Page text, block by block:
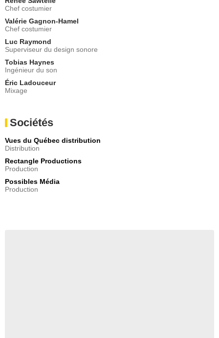
Chef costumier
Valérie Gagnon-Hamel
Chef costumier
Luc Raymond
Superviseur du design sonore
Tobias Haynes
Ingénieur du son
Éric Ladouceur
Mixage
Sociétés
Vues du Québec distribution
Distribution
Rectangle Productions
Production
Possibles Média
Production